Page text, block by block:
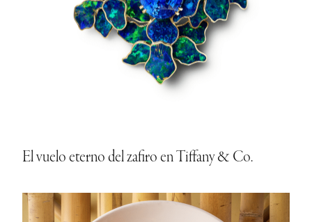
El vuelo eterno del zafiro en Tiffany & Co.